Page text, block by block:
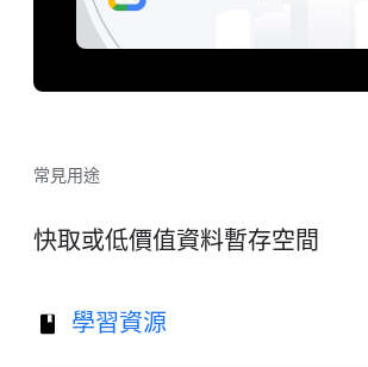
常見用途
快取或低價值資料暫存空間
學習資源